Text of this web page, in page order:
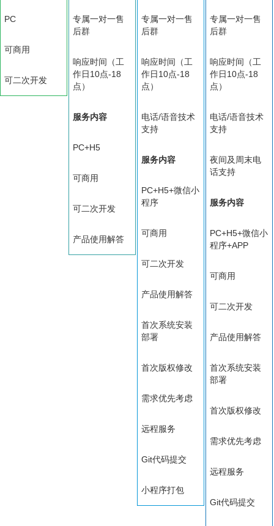
PC
可商用
可二次开发
专属一对一售
后群
响应时间（工
作日10点-18
点）
服务内容
PC+H5
可商用
可二次开发
产品使用解答
专属一对一售
后群
响应时间（工
作日10点-18
点）
电话/语音技术
支持
服务内容
PC+H5+微信小
程序
可商用
可二次开发
产品使用解答
首次系统安装
部署
首次版权修改
需求优先考虑
远程服务
Git代码提交
小程序打包
专属一对一售
后群
响应时间（工
作日10点-18
点）
电话/语音技术
支持
夜间及周末电
话支持
服务内容
PC+H5+微信小
程序+APP
可商用
可二次开发
产品使用解答
首次系统安装
部署
首次版权修改
需求优先考虑
远程服务
Git代码提交